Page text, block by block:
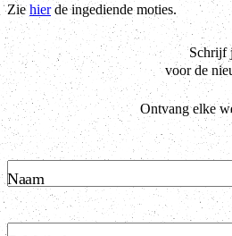
Ziehierde ingediende moties.
Schrijf
voor de
Ontvang elke
Naam